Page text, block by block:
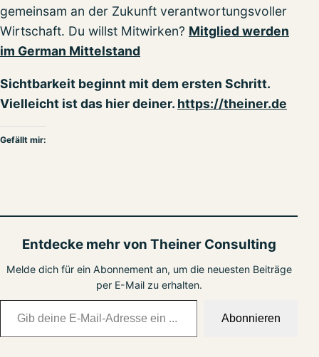
gemeinsam an der Zukunft verantwortungsvoller
Wirtschaft. Du willst Mitwirken? Mitglied werden
im German Mittelstand
Sichtbarkeit beginnt mit dem ersten Schritt.
Vielleicht ist das hier deiner. https://theiner.de
Gefällt mir:
Entdecke mehr von Theiner Consulting
Melde dich für ein Abonnement an, um die neuesten Beiträge
per E-Mail zu erhalten.
Gib deine E-Mail-Adresse ein ...
Abonnieren